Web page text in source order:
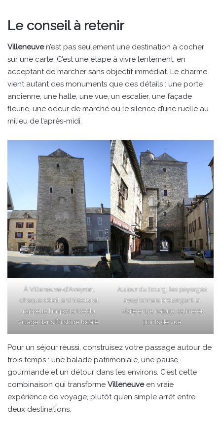
Le conseil à retenir
Villeneuven’est pas seulement une destination à cocher
sur une carte. C’est une étape à vivre lentement, en
acceptant de marcher sans objectif immédiat. Le charme
vient autant des monuments que des détails : une porte
ancienne, une halle, une vue, un escalier, une façade
fleurie, une odeur de marché ou le silence d’une ruelle au
milieu de l’après-midi.
À Villeneuve-d’Aveyron,
chaque détail architectural
rappelle l’importance du
village dans l’histoire locale.
Autour du bourg, les paysages
aveyronnais prolongent la
visite entre nature, calme et
points de vue.
Pour un séjour réussi, construisez votre passage autour de
trois temps : une balade patrimoniale, une pause
gourmande et un détour dans les environs. C’est cette
combinaison qui transforme Villeneuveen vraie
expérience de voyage, plutôt qu’en simple arrêt entre
deux destinations.